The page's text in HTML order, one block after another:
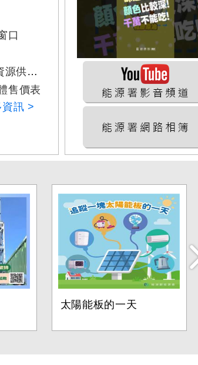
口
114年度全國電力資源供需報告
售價表
資訊 >
太陽能板的一天